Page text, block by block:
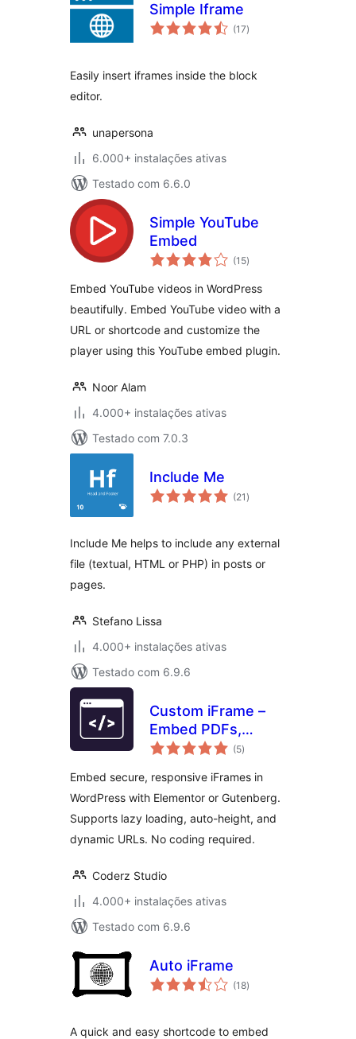
Simple Iframe
(17avaliações
totais
)
Easily insert iframes inside the block
editor.
unapersona
6.000+ instalações ativas
Testado com 6.6.0
Simple YouTube
Embed
(15avaliações
totais
)
Embed YouTube videos in WordPress
beautifully. Embed YouTube video with a
URL or shortcode and customize the
player using this YouTube embed plugin.
Noor Alam
4.000+ instalações ativas
Testado com 7.0.3
Include Me
(21 avaliações
totais
)
Include Me helps to include any external
file (textual, HTML or PHP) in posts or
pages.
Stefano Lissa
4.000+ instalações ativas
Testado com 6.9.6
Custom iFrame –
Embed PDFs,
Videos, and
WordPress
(Elementor &
Gutenberg)
(5avaliações
totais
)
Embed secure, responsive iFrames in
WordPress with Elementor or Gutenberg.
Supports lazy loading, auto-height, and
dynamic URLs. No coding required.
Coderz Studio
4.000+ instalações ativas
Testado com 6.9.6
Auto iFrame
(18avaliações
totais
)
A quick and easy shortcode to embed